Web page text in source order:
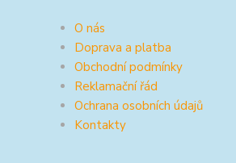
O nás
Doprava a platba
Obchodní podmínky
Reklamační řád
Ochrana osobních údajů
Kontakty